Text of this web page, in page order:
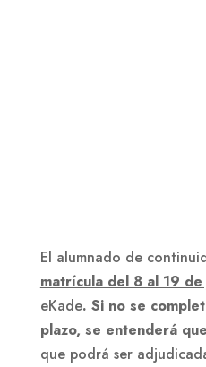
El alumnado de
matrícula del 8 al 19
eKade. Si no se
plazo, se entenderá
que podrá ser